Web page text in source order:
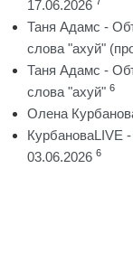
17.06.2026
Таня Адамс -
слова "ахуй"
Таня Адамс -
слова "ахуй" 6
Олена
КурбановаLIVE
03.06.2026 6